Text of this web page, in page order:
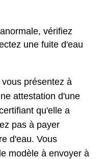
vérifiez
une fuite d'eau
présentez à
attestation d'une
qu'elle a
pas à payer
d'eau. Vous
le modèle à envoyer à